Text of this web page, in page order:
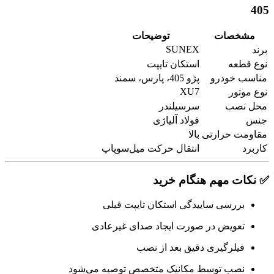
405
مشخصات
توضیحات
برند
SUNEX
نوع قطعه
استکان تایپت
مناسب خودرو
پژو 405، پارس، سمند
نوع موتور
XU7
محل نصب
سرسیلندر
جنس
فولاد آلیاژی
مقاومت حرارتی بالا
کاربرد
انتقال حرکت میل‌سوپاپ
✅ نکات مهم هنگام خرید
بررسی ساییدگی استکان تایپت قبلی
تعویض در صورت ایجاد صدای غیرعادی
فیلرگیری دقیق بعد از نصب
نصب توسط مکانیک متخصص توصیه می‌شود